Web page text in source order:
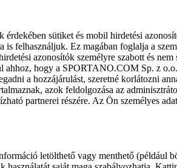
sütiket és mobil hirdetési
is felhasználjuk. Ez magában foglalja a
azonosítók személyre szabott és
hogy a SPORTANO.COM Sp. z
a hozzájárulást, szeretné korlátozni
azok feldolgozása az
partnerei részére. Az Ön személyes
letölthető vagy menthető (például